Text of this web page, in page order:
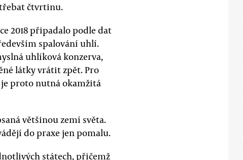
čtvrtinu.
2018 připadalo podle dat
spalování uhlí.
uhlíková konzerva,
látky vrátit zpět. Pro
proto nutná okamžitá
většinou zemí světa.
do praxe jen pomalu.
státech, přičemž